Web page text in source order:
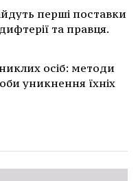
перші поставки
та правця.
осіб: методи
уникнення їхніх